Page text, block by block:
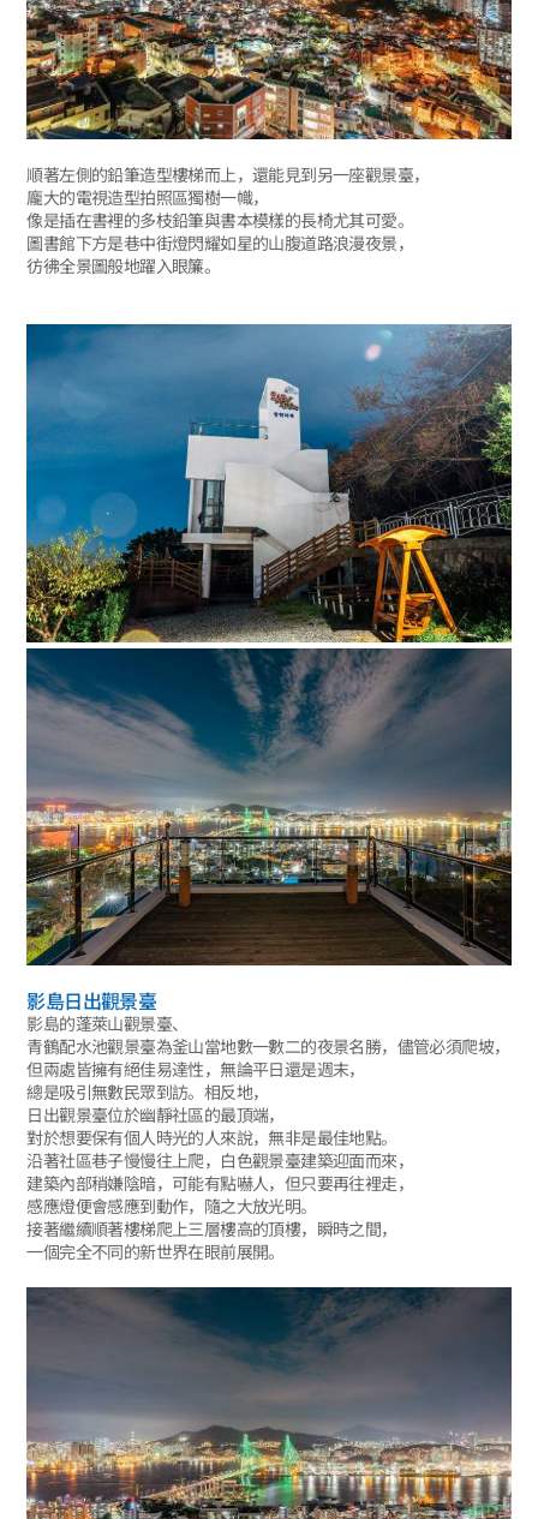
順著左側的鉛筆造型樓梯而上，還能見到另一座觀景臺，
龐大的電視造型拍照區獨樹一幟，
像是插在書裡的多枝鉛筆與書本模樣的長椅尤其可愛。
圖書館下方是巷中街燈閃耀如星的山腹道路浪漫夜景，
彷彿全景圖般地躍入眼簾。
影島日出觀景臺
影島的蓬萊山觀景臺、
青鶴配水池觀景臺為釜山當地數一數二的夜景名勝，儘管必須爬坡，
但兩處皆擁有絕佳易達性，無論平日還是週末，
總是吸引無數民眾到訪。相反地，
日出觀景臺位於幽靜社區的最頂端，
對於想要保有個人時光的人來說，無非是最佳地點。
沿著社區巷子慢慢往上爬，白色觀景臺建築迎面而來，
建築內部稍嫌陰暗，可能有點嚇人，但只要再往裡走，
感應燈便會感應到動作，隨之大放光明。
接著繼續順著樓梯爬上三層樓高的頂樓，瞬時之間，
一個完全不同的新世界在眼前展開。